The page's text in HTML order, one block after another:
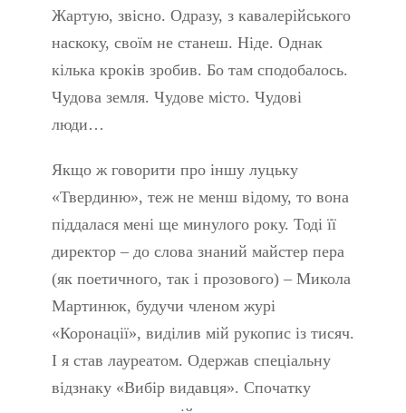
Жартую, звісно. Одразу, з кавалерійського
наскоку, своїм не станеш. Ніде. Однак
кілька кроків зробив. Бо там сподобалось.
Чудова земля. Чудове місто. Чудові
люди…
Якщо ж говорити про іншу луцьку
«Твердиню», теж не менш відому, то вона
піддалася мені ще минулого року. Тоді її
директор – до слова знаний майстер пера
(як поетичного, так і прозового) – Микола
Мартинюк, будучи членом журі
«Коронації», виділив мій рукопис із тисяч.
І я став лауреатом. Одержав спеціальну
відзнаку «Вибір видавця». Спочатку